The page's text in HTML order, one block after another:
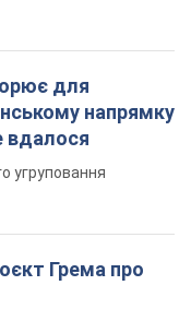
для
напрямку
вдалося
угруповання
Грема про